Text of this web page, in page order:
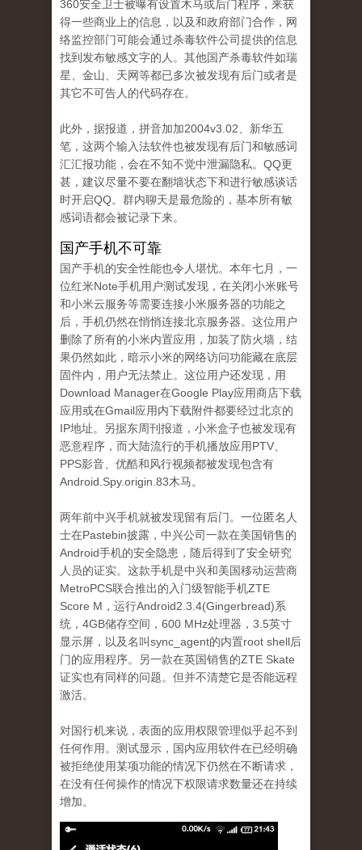
360安全卫士被曝有设置木马或后门程序，来获
得一些商业上的信息，以及和政府部门合作，网
络监控部门可能会通过杀毒软件公司提供的信息
找到发布敏感文字的人。其他国产杀毒软件如瑞
星、金山、天网等都已多次被发现有后门或者是
其它不可告人的代码存在。
此外，据报道，拼音加加2004v3.02、新华五
笔，这两个输入法软件也被发现有后门和敏感词
汇汇报功能，会在不知不觉中泄漏隐私。QQ更
甚，建议尽量不要在翻墙状态下和进行敏感谈话
时开启QQ。群内聊天是最危险的，基本所有敏
感词语都会被记录下来。
国产手机不可靠
国产手机的安全性能也令人堪忧。本年七月，一
位红米Note手机用户测试发现，在关闭小米账号
和小米云服务等需要连接小米服务器的功能之
后，手机仍然在悄悄连接北京服务器。这位用户
删除了所有的小米内置应用，加装了防火墙，结
果仍然如此，暗示小米的网络访问功能藏在底层
固件内，用户无法禁止。这位用户还发现，用
Download Manager在Google Play应用商店下载
应用或在Gmail应用内下载附件都要经过北京的
IP地址。另据东周刊报道，小米盒子也被发现有
恶意程序，而大陆流行的手机播放应用PTV、
PPS影音、优酷和风行视频都被发现包含有
Android.Spy.origin.83木马。
两年前中兴手机就被发现留有后门。一位匿名人
士在Pastebin披露，中兴公司一款在美国销售的
Android手机的安全隐患，随后得到了安全研究
人员的证实。这款手机是中兴和美国移动运营商
MetroPCS联合推出的入门级智能手机ZTE
Score M，运行Android2.3.4(Gingerbread)系
统，4GB储存空间，600 MHz处理器，3.5英寸
显示屏，以及名叫sync_agent的内置root shell后
门的应用程序。另一款在英国销售的ZTE Skate
证实也有同样的问题。但并不清楚它是否能远程
激活。
对国行机来说，表面的应用权限管理似乎起不到
任何作用。测试显示，国内应用软件在已经明确
被拒绝使用某项功能的情况下仍然在不断请求，
在没有任何操作的情况下权限请求数量还在持续
增加。